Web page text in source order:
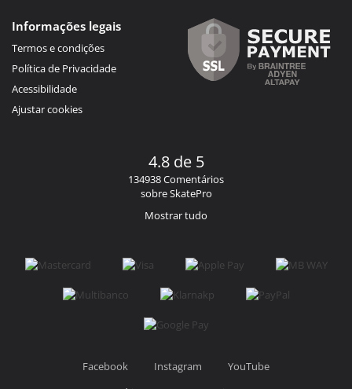
Informações legais
Termos e condições
Política de Privacidade
Acessibilidade
Ajustar cookies
4.8 de 5
134938 Comentários
sobre SkatePro
Mostrar tudo
Facebook Instagram YouTube